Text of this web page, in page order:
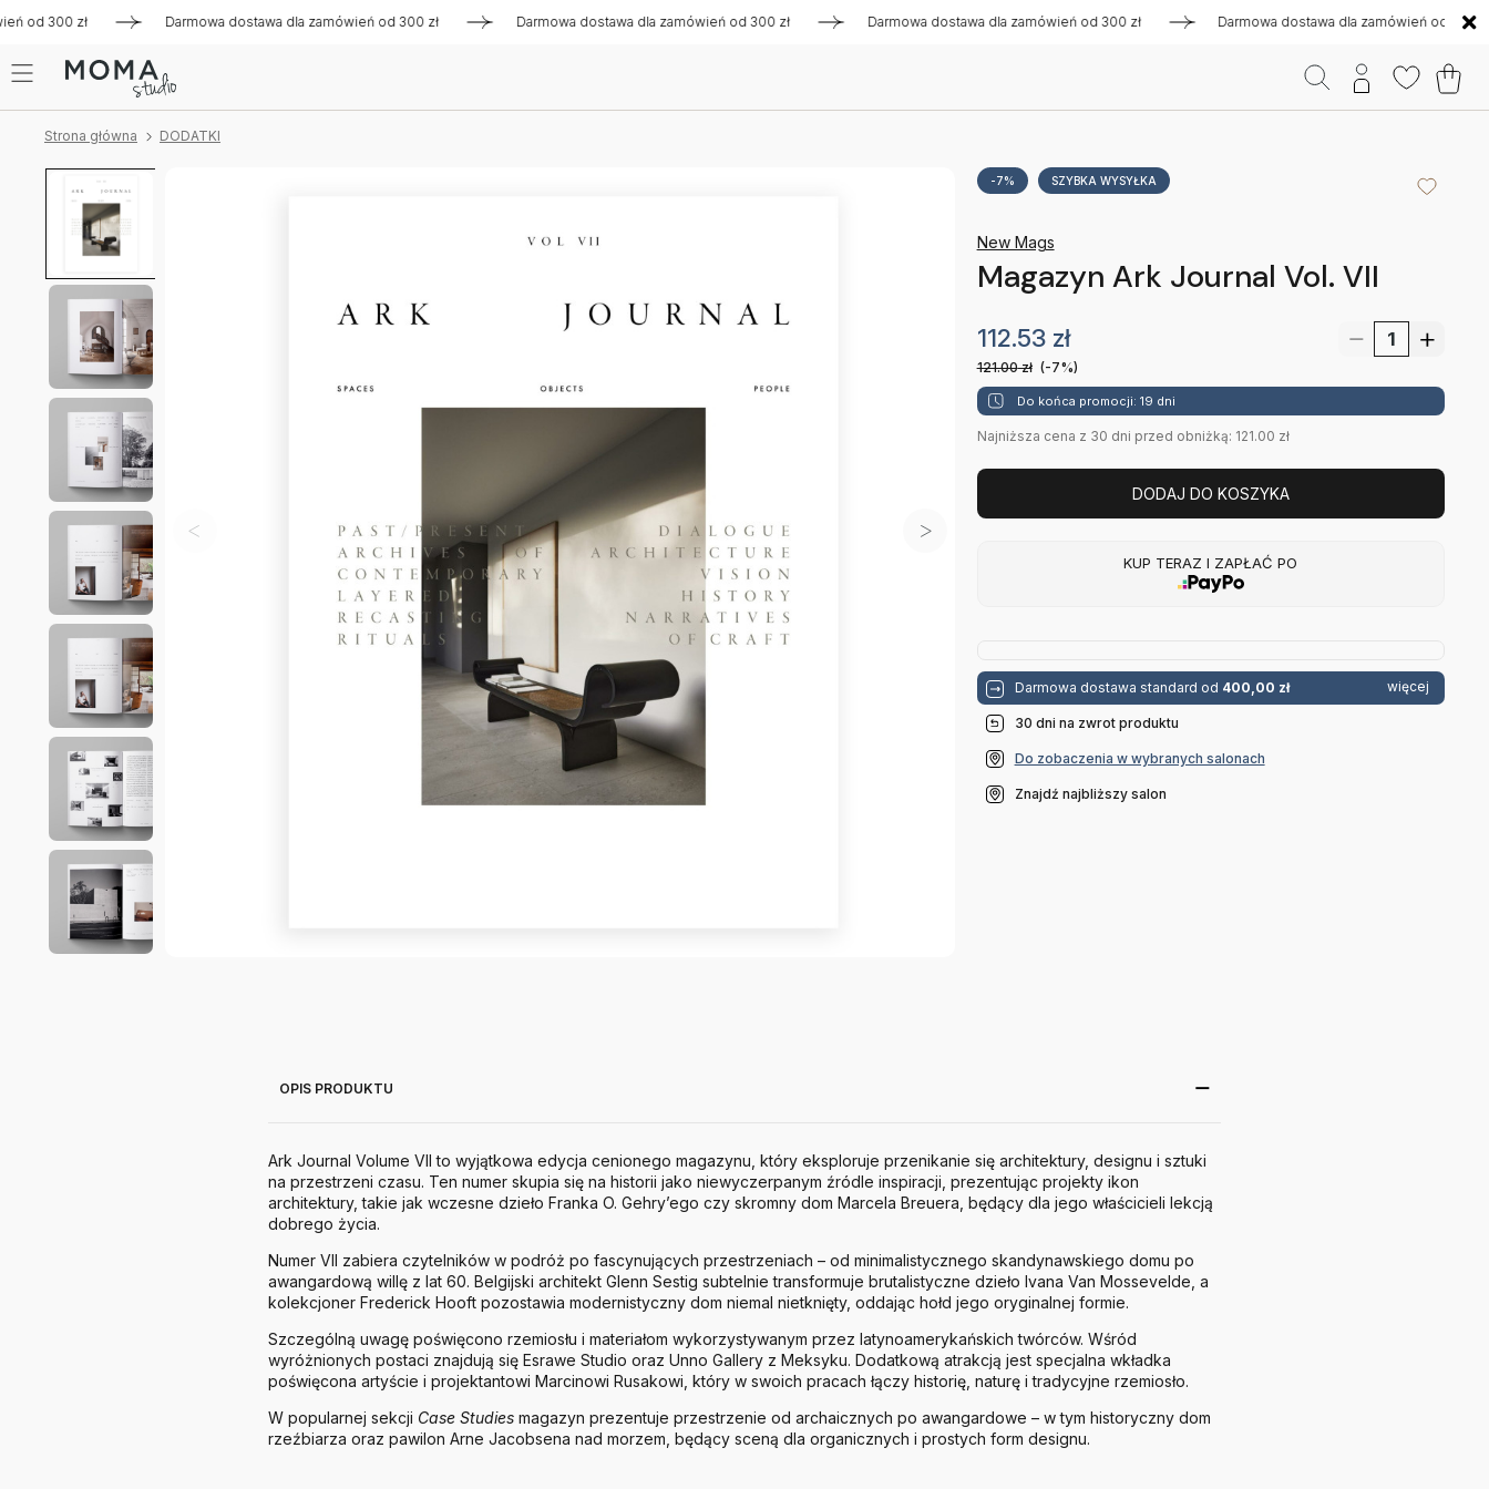
300 zł Darmowa dostawa dla zamówień od 300 zł Darmowa dostawa dla zamówień od 300 zł Darmowa dostawa dla zamówień od 300 zł Darmowa dostawa dla zamówień od 300 zł
Strona główna DODATKI
-7% SZYBKA WYSYŁKA
New Mags
Magazyn Ark Journal Vol. VII
112.53zł
121.00zł (-7%)
Do końca promocji: 19 dni
Najniższa cena z 30 dni przed obniżką: 121.00 zł
DODAJ DO KOSZYKA
KUP TERAZ I ZAPŁAĆ PO
Darmowa dostawa standard od 400,00 zł więcej
30 dni na zwrot produktu
Do zobaczenia w wybranych salonach
Znajdź najbliższy salon
OPIS PRODUKTU
Ark Journal Volume VII to wyjątkowa edycja cenionego magazynu, który eksploruje przenikanie się architektury, designu i sztuki
na przestrzeni czasu. Ten numer skupia się na historii jako niewyczerpanym źródle inspiracji, prezentując projekty ikon
architektury, takie jak wczesne dzieło Franka O. Gehry’ego czy skromny dom Marcela Breuera, będący dla jego właścicieli lekcją
dobrego życia.
Numer VII zabiera czytelników w podróż po fascynujących przestrzeniach – od minimalistycznego skandynawskiego domu po
awangardową willę z lat 60. Belgijski architekt Glenn Sestig subtelnie transformuje brutalistyczne dzieło Ivana Van Mossevelde, a
kolekcjoner Frederick Hooft pozostawia modernistyczny dom niemal nietknięty, oddając hołd jego oryginalnej formie.
Szczególną uwagę poświęcono rzemiosłu i materiałom wykorzystywanym przez latynoamerykańskich twórców. Wśród
wyróżnionych postaci znajdują się Esrawe Studio oraz Unno Gallery z Meksyku. Dodatkową atrakcją jest specjalna wkładka
poświęcona artyście i projektantowi Marcinowi Rusakowi, który w swoich pracach łączy historię, naturę i tradycyjne rzemiosło.
W popularnej sekcji Case Studies magazyn prezentuje przestrzenie od archaicznych po awangardowe – w tym historyczny dom
rzeźbiarza oraz pawilon Arne Jacobsena nad morzem, będący sceną dla organicznych i prostych form designu.